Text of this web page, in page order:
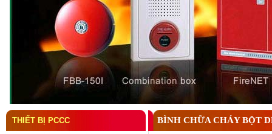
THIẾT BỊ PCCC BÌNH CHỮA CHÁY BỘT